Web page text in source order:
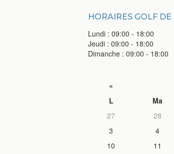
HORAIRES GOLF DE
Lundi : 09:00 - 18:00
Jeudi : 09:00 - 18:00
Dimanche : 09:00 - 18:00
«
L
Ma
27
28
3
4
10
11